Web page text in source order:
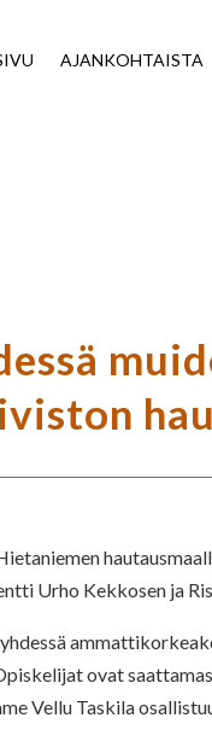
AJANKOHTAISTA
Urho Kekkosen ja
ovat
Vellu Taskila